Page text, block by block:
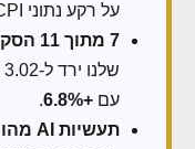
על רקע נתוני CPI ו-PPI חמים.
7 מתוך 11 הסקטורים סיימו ירידה
עם +6.8%
.